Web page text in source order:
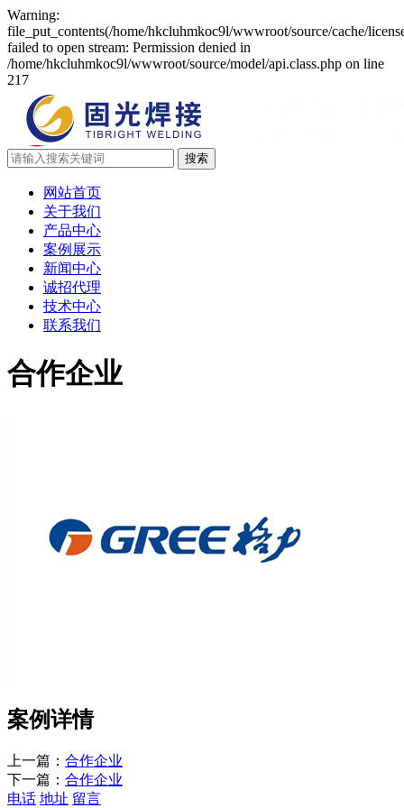
Warning:
file_put_contents(/home/hkcluhmkoc9l/wwwroot/source/cache/
failed to open stream: Permission denied in
/home/hkcluhmkoc9l/wwwroot/source/model/api.class.php on line
217
网站首页
关于我们
产品中心
案例展示
新闻中心
诚招代理
技术中心
联系我们
合作企业
案例详情
上一篇： 合作企业
下一篇： 合作企业
电话 地址 留言